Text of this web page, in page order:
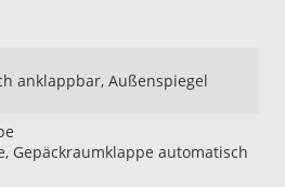
anklappbar, Außenspiegel
Gepäckraumklappe automatisch